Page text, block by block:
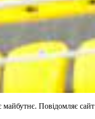
майбутнє. Повідомляє сайт